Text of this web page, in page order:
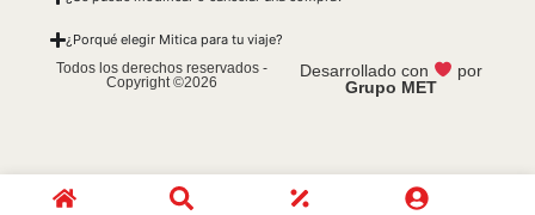
¿Porqué elegir Mitica para tu viaje?
Todos los derechos reservados -
Copyright ©2026
Desarrollado con
por
Grupo MET